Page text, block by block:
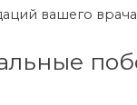
вашего